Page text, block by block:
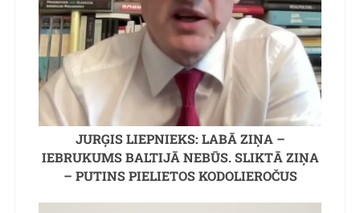
JURĢIS LIEPNIEKS: LABĀ ZIŅA –
IEBRUKUMS BALTIJĀ NEBŪS. SLIKTĀ ZIŅA
– PUTINS PIELIETOS KODOLIEROČUS